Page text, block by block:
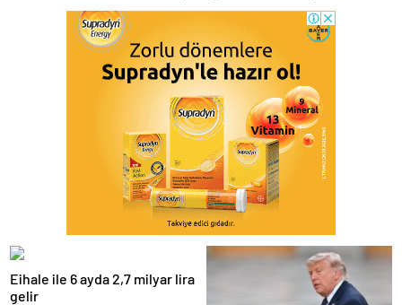
Eihale ile 6 ayda 2,7 milyar lira
gelir